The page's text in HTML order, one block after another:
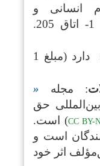
انسانی و
اجتماعی- ساختمان شماره 1- اتاق 205.
: دارد (مبلغ 1
: مجله «
حق
CC BY-) است.
است و
اثر خود